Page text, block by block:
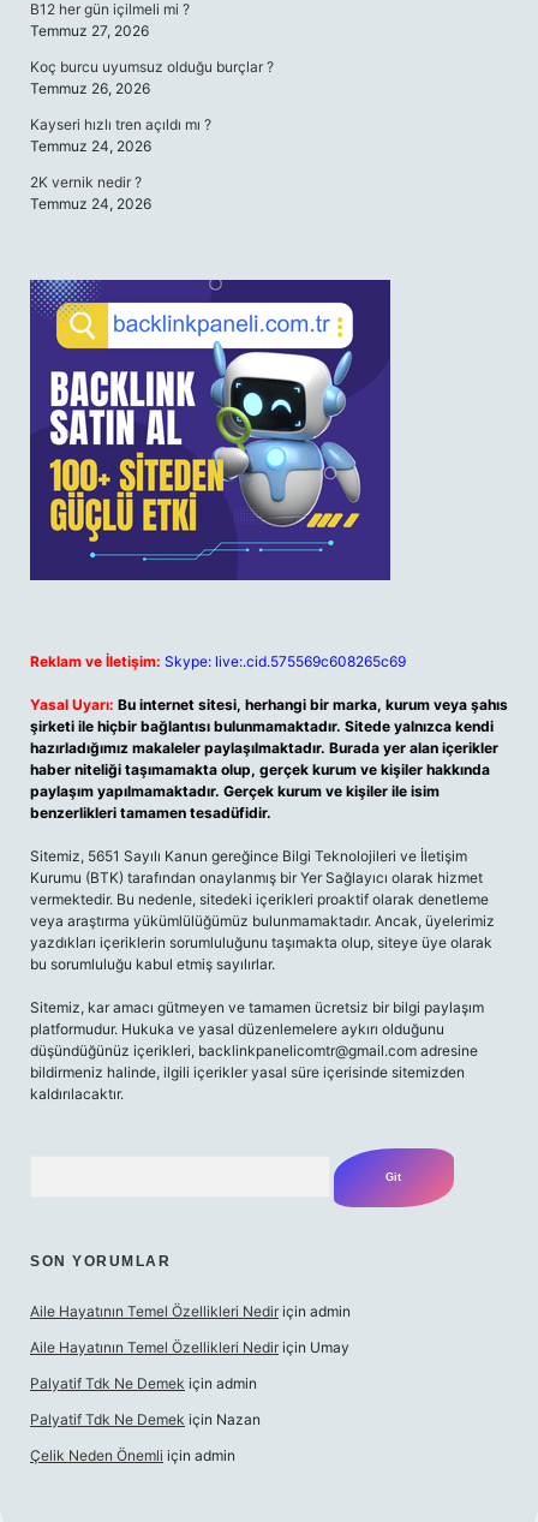
B12 her gün içilmeli mi ?
Temmuz 27, 2026
Koç burcu uyumsuz olduğu burçlar ?
Temmuz 26, 2026
Kayseri hızlı tren açıldı mı ?
Temmuz 24, 2026
2K vernik nedir ?
Temmuz 24, 2026
Reklam ve İletişim: Skype: live:.cid.575569c608265c69
Yasal Uyarı: Bu internet sitesi, herhangi bir marka, kurum veya şahıs
şirketi ile hiçbir bağlantısı bulunmamaktadır. Sitede yalnızca kendi
hazırladığımız makaleler paylaşılmaktadır. Burada yer alan içerikler
haber niteliği taşımamakta olup, gerçek kurum ve kişiler hakkında
paylaşım yapılmamaktadır. Gerçek kurum ve kişiler ile isim
benzerlikleri tamamen tesadüfidir.
Sitemiz, 5651 Sayılı Kanun gereğince Bilgi Teknolojileri ve İletişim
Kurumu (BTK) tarafından onaylanmış bir Yer Sağlayıcı olarak hizmet
vermektedir. Bu nedenle, sitedeki içerikleri proaktif olarak denetleme
veya araştırma yükümlülüğümüz bulunmamaktadır. Ancak, üyelerimiz
yazdıkları içeriklerin sorumluluğunu taşımakta olup, siteye üye olarak
bu sorumluluğu kabul etmiş sayılırlar.
Sitemiz, kar amacı gütmeyen ve tamamen ücretsiz bir bilgi paylaşım
platformudur. Hukuka ve yasal düzenlemelere aykırı olduğunu
düşündüğünüz içerikleri, backlinkpanelicomtr@gmail.com adresine
bildirmeniz halinde, ilgili içerikler yasal süre içerisinde sitemizden
kaldırılacaktır.
SON YORUMLAR
Aile Hayatının Temel Özellikleri Nedir için admin
Aile Hayatının Temel Özellikleri Nedir için Umay
Palyatif Tdk Ne Demek için admin
Palyatif Tdk Ne Demek için Nazan
Çelik Neden Önemli için admin